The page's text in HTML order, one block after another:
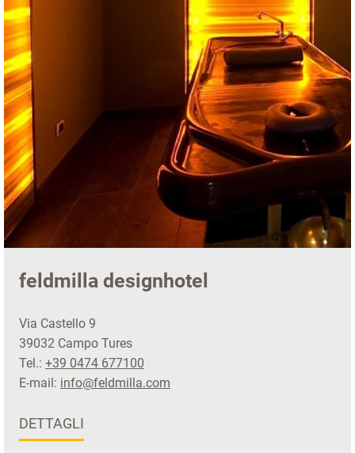
feldmilla designhotel
Via Castello 9
39032 Campo Tures
Tel.: +39 0474 677100
E-mail: info@feldmilla.com
DETTAGLI